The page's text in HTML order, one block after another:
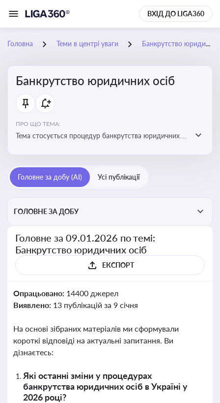
ВХІД ДО LIGA360
Головна Теми в центрі уваги Банкрутство юридичних осіб
Банкрутство юридичних осіб
ПРО ЩО ТЕМА:
Тема стосується процедур банкрутства юридичних
Головне за добу (AI) Усі публікації
ГОЛОВНЕ ЗА ДОБУ
Головне за 09.01.2026 по темі:
Банкрутство юридичних осіб
ЕКСПОРТ
Опрацьовано: 14400 джерел
Виявлено: 13 публікацій за 9 січня
На основі зібраних матеріалів ми сформували
короткі відповіді на актуальні запитання. Ви
дізнаєтесь:
Які останні зміни у процедурах
банкрутства юридичних осіб в Україні у
2026 році?